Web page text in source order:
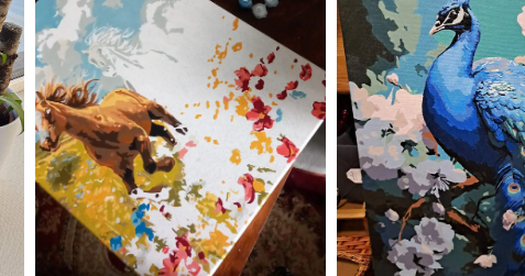
Esmu iepazinies ar GleznoPats.lv
privātuma politiku un piekrītu tai
GleznoPats.lvPrivātuma politika
SAŅEMT -10%